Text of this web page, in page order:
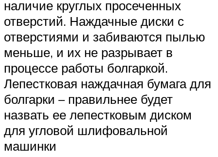
наличие круглых просеченных
отверстий. Наждачные диски с
отверстиями и забиваются пылью
меньше, и их не разрывает в
процессе работы болгаркой.
Лепестковая наждачная бумага для
болгарки – правильнее будет
назвать ее лепестковым диском
для угловой шлифовальной
машинки